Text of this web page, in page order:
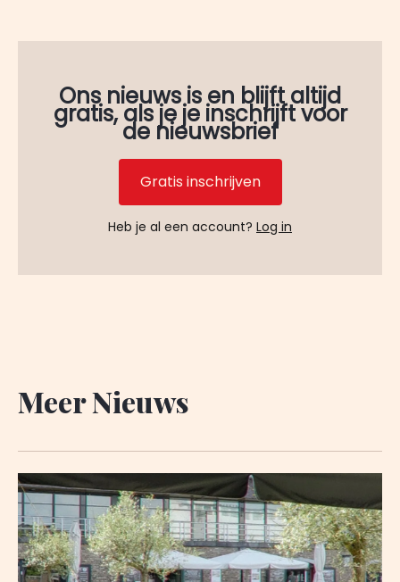
Ons nieuws is en blijft altijd
gratis, als je je inschrijft voor
de nieuwsbrief
Gratis inschrijven
Heb je al een account? Log in
Meer Nieuws